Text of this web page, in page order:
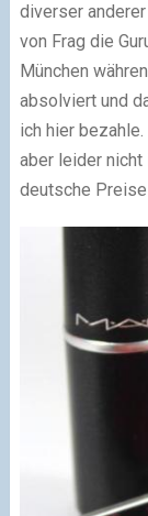
diverser
von Frag die
München
absolviert und
ich hier
aber leider nicht
deutsche